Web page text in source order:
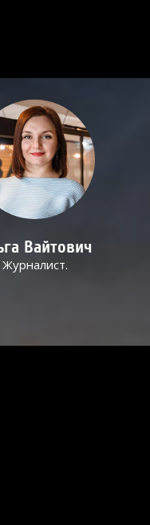
Вайтович
Журналист.